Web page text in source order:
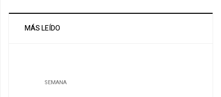
MÁS LEÍDO
SEMANA